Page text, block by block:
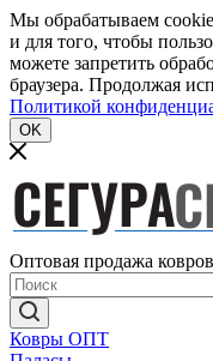
Мы обрабатываем
и для того, чтобы
можете запретить
браузера. Продолжая
Политикой
OK
Оптовая продажа
Ковры ОПТ